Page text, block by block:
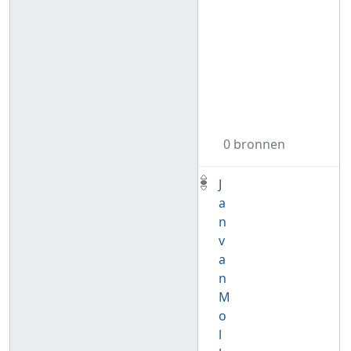
0 bronnen
J
a
n
v
a
n
M
o
l